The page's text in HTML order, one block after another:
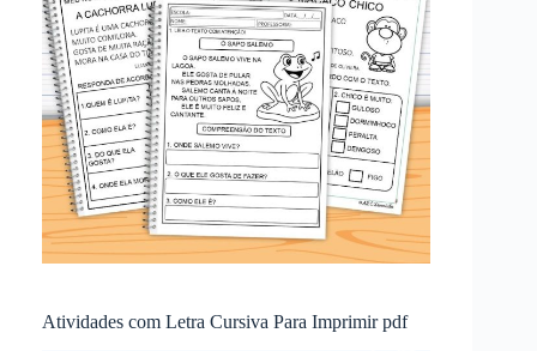
Atividades com Letra Cursiva Para Imprimir pdf